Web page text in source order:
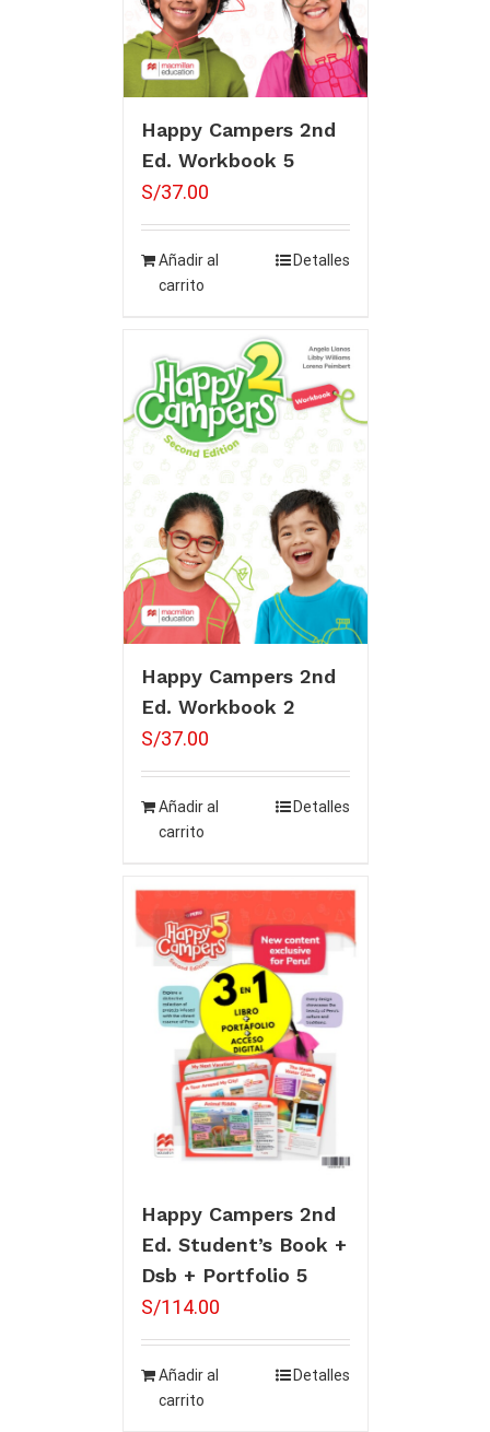
Happy Campers 2nd
Ed. Workbook 5
S/37.00
Añadir al
carrito
Detalles
Happy Campers 2nd
Ed. Workbook 2
S/37.00
Añadir al
carrito
Detalles
Happy Campers 2nd
Ed. Student’s Book +
Dsb + Portfolio 5
S/114.00
Añadir al
carrito
Detalles